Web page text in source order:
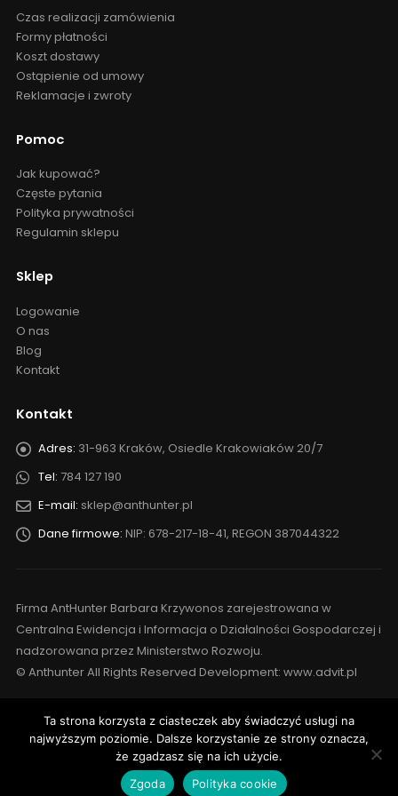
Czas realizacji zamówienia
Formy płatności
Koszt dostawy
Ostąpienie od umowy
Reklamacje i zwroty
Pomoc
Jak kupować?
Częste pytania
Polityka prywatności
Regulamin sklepu
Sklep
Logowanie
O nas
Blog
Kontakt
Kontakt
Adres: 31-963 Kraków, Osiedle Krakowiaków 20/7
Tel: 784 127 190
E-mail: sklep@anthunter.pl
Dane firmowe: NIP: 678-217-18-41, REGON 387044322
Firma AntHunter Barbara Krzywonos zarejestrowana w
Centralna Ewidencja i Informacja o Działalności Gospodarczej i
nadzorowana przez Ministerstwo Rozwoju.
© Anthunter All Rights Reserved Development: www.advit.pl
Ta strona korzysta z ciasteczek aby świadczyć usługi na
najwyższym poziomie. Dalsze korzystanie ze strony oznacza,
że zgadzasz się na ich użycie.
Zgoda
Polityka cookie